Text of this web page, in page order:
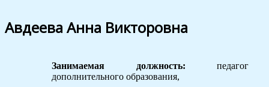
Авдеева Анна Викторовна
Занимаемая должность: педагог
дополнительного образования,